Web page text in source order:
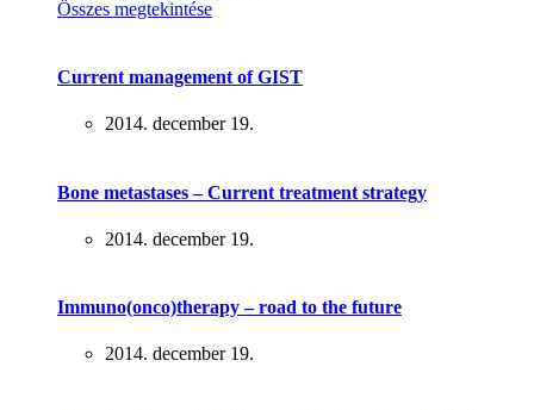
Összes megtekintése
Current management of GIST
2014. december 19.
Bone metastases – Current treatment strategy
2014. december 19.
Immuno(onco)therapy – road to the future
2014. december 19.